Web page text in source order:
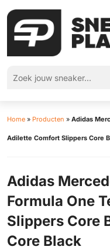
Home » Producten » Adidas
Adilette Comfort Slippers Core
Adidas
Formula One
Slippers Core
Core Black